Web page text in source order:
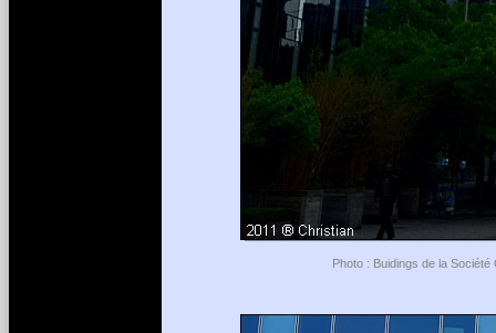
Photo : Buidings de la